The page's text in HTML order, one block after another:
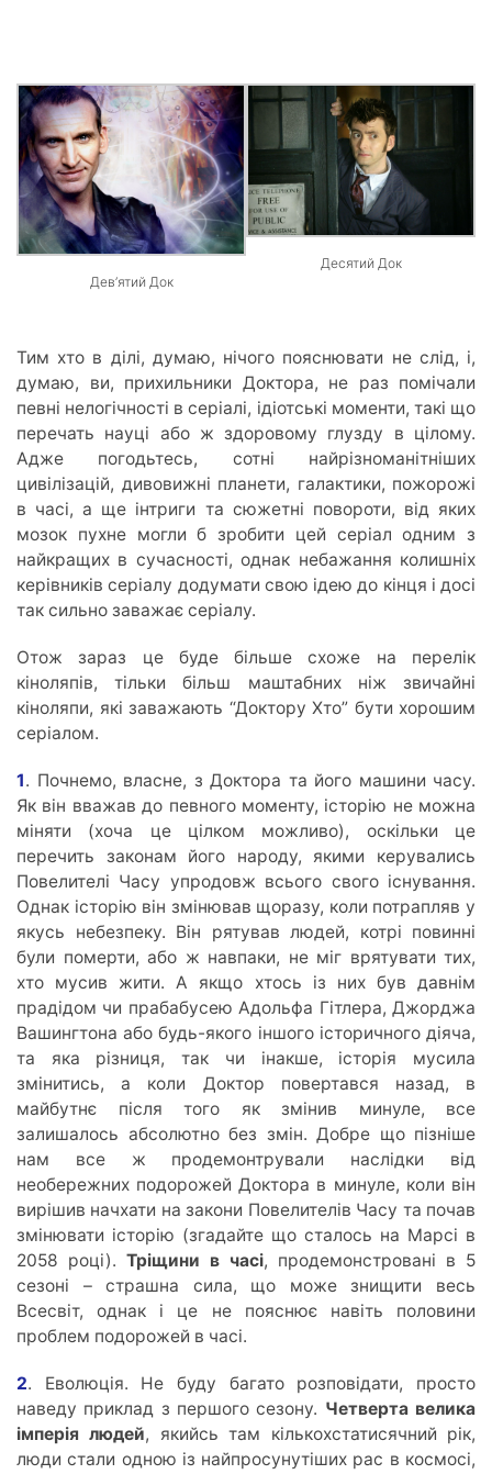
Дев’ятий Док
Десятий Док
Тим хто в ділі, думаю, нічого пояснювати не слід, і,
думаю, ви, прихильники Доктора, не раз помічали
певні нелогічності в серіалі, ідіотські моменти, такі що
перечать науці або ж здоровому глузду в цілому.
Адже погодьтесь, сотні найрізноманітніших
цивілізацій, дивовижні планети, галактики, пожорожі
в часі, а ще інтриги та сюжетні повороти, від яких
мозок пухне могли б зробити цей серіал одним з
найкращих в сучасності, однак небажання колишніх
керівників серіалу додумати свою ідею до кінця і досі
так сильно заважає серіалу.
Отож зараз це буде більше схоже на перелік
кіноляпів, тільки більш маштабних ніж звичайні
кіноляпи, які заважають “Доктору Хто” бути хорошим
серіалом.
1. Почнемо, власне, з Доктора та його машини часу.
Як він вважав до певного моменту, історію не можна
міняти (хоча це цілком можливо), оскільки це
перечить законам його народу, якими керувались
Повелителі Часу упродовж всього свого існування.
Однак історію він змінював щоразу, коли потрапляв у
якусь небезпеку. Він рятував людей, котрі повинні
були померти, або ж навпаки, не міг врятувати тих,
хто мусив жити. А якщо хтось із них був давнім
прадідом чи прабабусею Адольфа Гітлера, Джорджа
Вашингтона або будь-якого іншого історичного діяча,
та яка різниця, так чи інакше, історія мусила
змінитись, а коли Доктор повертався назад, в
майбутнє після того як змінив минуле, все
залишалось абсолютно без змін. Добре що пізніше
нам все ж продемонтрували наслідки від
необережних подорожей Доктора в минуле, коли він
вирішив начхати на закони Повелителів Часу та почав
змінювати історію (згадайте що сталось на Марсі в
2058 році). Тріщини в часі, продемонстровані в 5
сезоні – страшна сила, що може знищити весь
Всесвіт, однак і це не пояснює навіть половини
проблем подорожей в часі.
2. Еволюція. Не буду багато розповідати, просто
наведу приклад з першого сезону. Четверта велика
імперія людей, якийсь там кількохстатисячний рік,
люди стали одною із найпросунутіших рас в космосі,